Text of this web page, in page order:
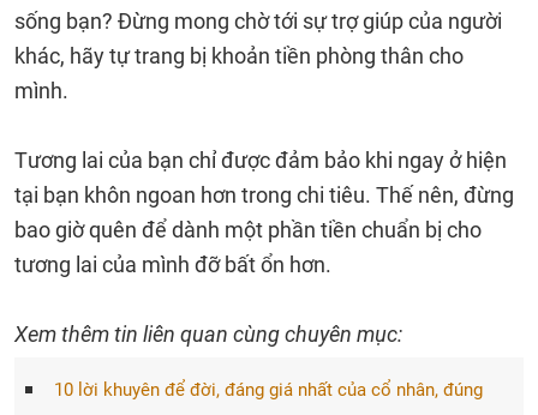
sống bạn? Đừng mong chờ tới sự trợ giúp của người
khác, hãy tự trang bị khoản tiền phòng thân cho
mình.
Tương lai của bạn chỉ được đảm bảo khi ngay ở hiện
tại bạn khôn ngoan hơn trong chi tiêu. Thế nên, đừng
bao giờ quên để dành một phần tiền chuẩn bị cho
tương lai của mình đỡ bất ổn hơn.
Xem thêm tin liên quan cùng chuyên mục:
10 lời khuyên để đời, đáng giá nhất của cổ nhân, đúng